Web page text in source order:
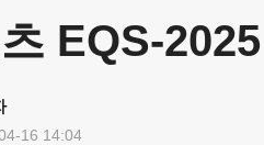
EQS-2025
16 14:04